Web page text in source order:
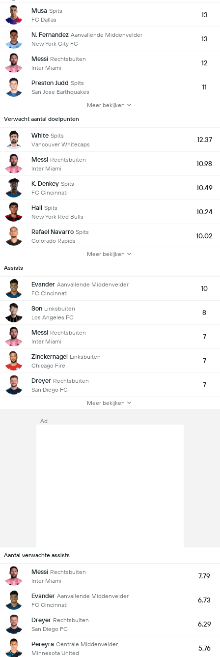
Musa Spits
FC Dallas
13
N. Fernandez Aanvallende Middenvelder
New York City FC
13
Messi Rechtsbuiten
Inter Miami
12
Preston Judd Spits
San Jose Earthquakes
11
Meer bekijken
Verwacht aantal doelpunten
White Spits
Vancouver Whitecaps
12.37
Messi Rechtsbuiten
Inter Miami
10.98
K. Denkey Spits
FC Cincinnati
10.49
Hall Spits
New York Red Bulls
10.24
Rafael Navarro Spits
Colorado Rapids
10.02
Meer bekijken
Assists
Evander Aanvallende Middenvelder
FC Cincinnati
10
Son Linksbuiten
Los Angeles FC
8
Messi Rechtsbuiten
Inter Miami
7
Zinckernagel Linksbuiten
Chicago Fire
7
Dreyer Rechtsbuiten
San Diego FC
7
Meer bekijken
Ad
Aantal verwachte assists
Messi Rechtsbuiten
Inter Miami
7.79
Evander Aanvallende Middenvelder
FC Cincinnati
6.73
Dreyer Rechtsbuiten
San Diego FC
6.29
Pereyra Centrale Middenvelder
Minnesota United
5.76